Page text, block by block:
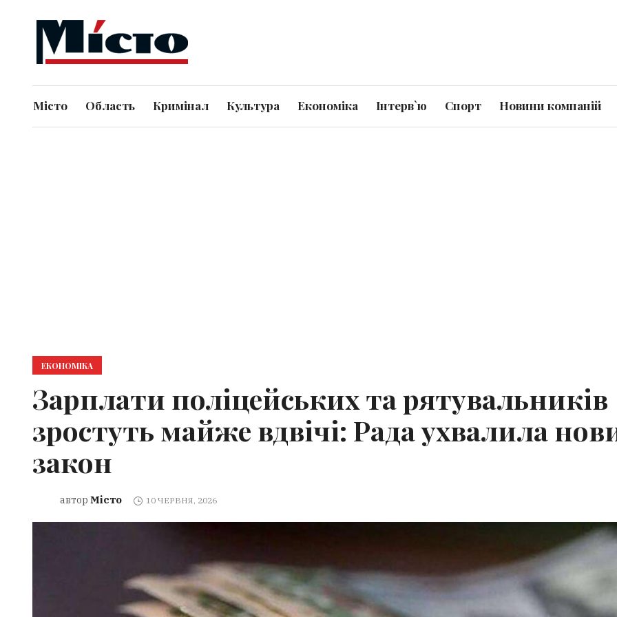
Місто Область Кримінал Культура Економіка Інтерв`ю Спорт Новини компаній
ЕКОНОМІКА
Зарплати поліцейських та рятувальників
зростуть майже вдвічі: Рада ухвалила
закон
автор Місто 10 ЧЕРВНЯ, 2026